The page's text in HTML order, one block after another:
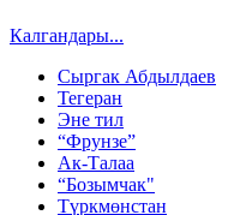
Калгандары...
Сыргак Абдылдаев
Тегеран
Эне тил
“Фрунзе”
Ак-Талаа
“Бозымчак"
Түркмөнстан